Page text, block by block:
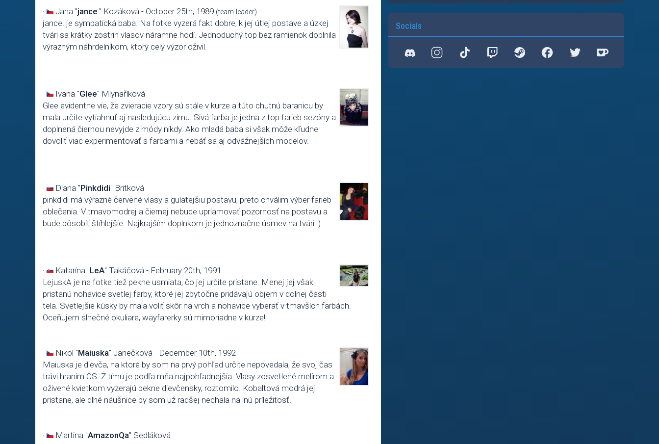
· Jana "jance." Kozáková - October 25th, 1989 (team leader)
jance. je sympatická baba. Na fotke vyzerá fakt dobre, k jej útlej postave a úzkej
tvári sa krátky zostrih vlasov náramne hodí. Jednoduchý top bez ramienok doplnila
výrazným náhrdelníkom, ktorý celý výzor oživil.
· Ivana "Glee" Mlynaříková
Glee evidentne vie, že zvieracie vzory sú stále v kurze a túto chutnú baranicu by
mala určite vytiahnuť aj nasledujúcu zimu. Sivá farba je jedna z top farieb sezóny a
doplnená čiernou nevyjde z módy nikdy. Ako mladá baba si však môže kľudne
dovoliť viac experimentovať s farbami a nebáť sa aj odvážnejších modelov.
· Diana "Pinkdidi" Britková
pinkdidi má výrazné červené vlasy a gulatejšiu postavu, preto chválim výber farieb
oblečenia. V tmavomodrej a čiernej nebude upriamovať pozornosť na postavu a
bude pôsobiť štíhlejšie. Najkrajším doplnkom je jednoznačne úsmev na tvári :)
· Katarína "LeA" Takáčová - February 20th, 1991
LejuskA je na fotke tiež pekne usmiata, čo jej určite pristane. Menej jej však
pristanú nohavice svetlej farby, ktoré jej zbytočne pridávajú objem v dolnej časti
tela. Svetlejšie kúsky by mala voliť skôr na vrch a nohavice vyberať v tmavších farbách.
Oceňujem slnečné okuliare, wayfarerky sú mimoriadne v kurze!
· Nikol "Maiuska" Janečková - December 10th, 1992
Maiuska je dievča, na ktoré by som na prvý pohľad určite nepovedala, že svoj čas
trávi hraním CS. Z tímu je podľa mňa najpohľadnejšia. Vlasy zosvetlené melírom a
oživené kvietkom vyzerajú pekne dievčensky, roztomilo. Kobaltová modrá jej
pristane, ale dlhé náušnice by som už radšej nechala na inú príležitosť.
· Martina "AmazonQa" Sedláková
Socials